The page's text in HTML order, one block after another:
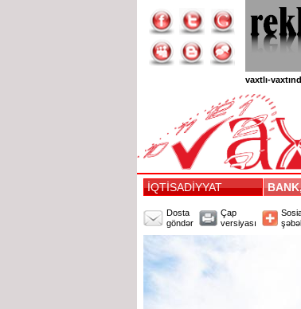
vaxtlı-
İQTİSADİYYAT
Dosta
göndər
Çap
versiyası